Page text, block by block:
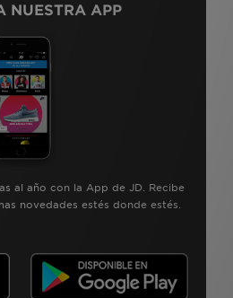
NUESTRA APP
al año con la App de JD. Recibe
novedades estés donde estés.